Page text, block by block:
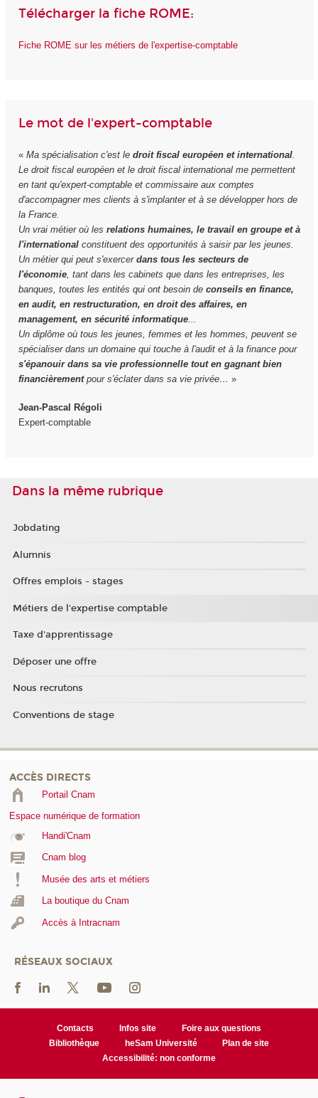
Télécharger la fiche ROME:
Fiche ROME sur les métiers de l'expertise-comptable
Le mot de l'expert-comptable
« Ma spécialisation c'est le droit fiscal européen et international.
Le droit fiscal européen et le droit fiscal international me permettent
en tant qu'expert-comptable et commissaire aux comptes
d'accompagner mes clients à s'implanter et à se développer hors de
la France.
Un vrai métier où les relations humaines, le travail en groupe et à
l'internationalconstituent des opportunités à saisir par les jeunes.
Un métier qui peut s'exercer dans tous les secteurs de
l'économie, tant dans les cabinets que dans les entreprises, les
banques, toutes les entités qui ont besoin de conseils en finance,
en audit, en restructuration, en droit des affaires, en
management, en sécurité informatique...
Un diplôme où tous les jeunes, femmes et les hommes, peuvent se
spécialiser dans un domaine qui touche à l'audit et à la finance pour
s'épanouir dans sa vie professionnelle tout en gagnant bien
financièrementpour s'éclater dans sa vie privée… »
Jean-Pascal Régoli
Expert-comptable
Dans la même rubrique
Jobdating
Alumnis
Offres emplois - stages
Métiers de l'expertise comptable
Taxe d'apprentissage
Déposer une offre
Nous recrutons
Conventions de stage
ACCÈS DIRECTS
Portail Cnam
Espace numérique de formation
Handi'Cnam
Cnam blog
Musée des arts et métiers
La boutique du Cnam
Accès à Intracnam
RÉSEAUX SOCIAUX
Contacts Infos site
Foire aux questions
Bibliothèque
heSam Université
Plan de site
Accessibilité: non conforme